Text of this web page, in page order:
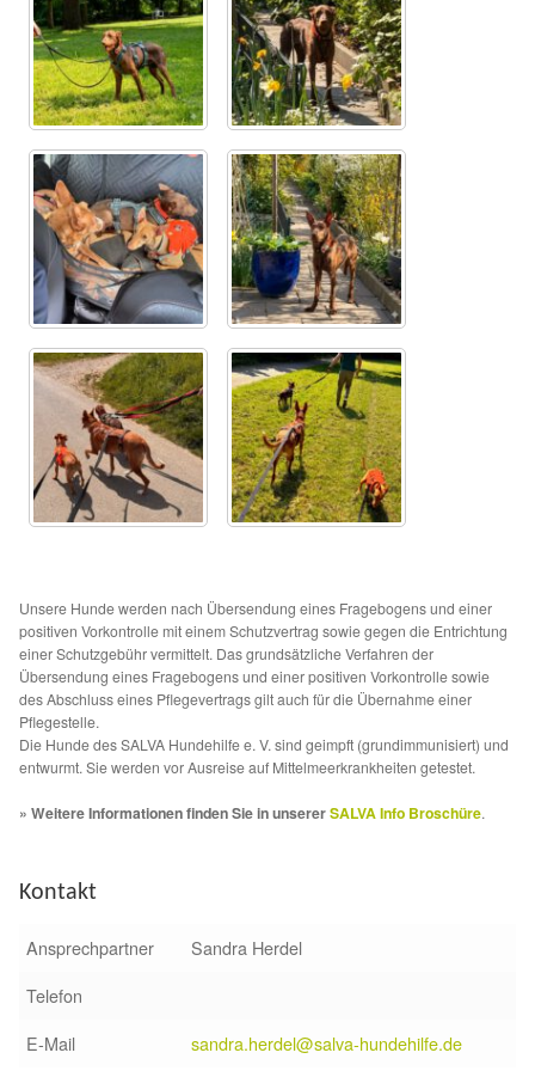
Glückliche Fellnasen
Happy End Stories
Regenbogenbrücke
Aktuelles
SALVA News
Reiseberichte
Kreativprojekte
Unsere Partnertierheime
Partnertierheim La Linea in Spanien
Updates „Hilfe La Linea“
Partnertierheim in Bulgarien
Partnertierheim in Polen
Unsere Hunde werden nach Übersendung eines Fragebogens und einer
positiven Vorkontrolle mit einem Schutzvertrag sowie gegen die Entrichtung
einer Schutzgebühr vermittelt. Das grundsätzliche Verfahren der
Übersendung eines Fragebogens und einer positiven Vorkontrolle sowie
des Abschluss eines Pflegevertrags gilt auch für die Übernahme einer
Pflegestelle.
Die Hunde des SALVA Hundehilfe e. V. sind geimpft (grundimmunisiert) und
entwurmt. Sie werden vor Ausreise auf Mittelmeerkrankheiten getestet.
» Weitere Informationen finden Sie in unsererSALVA Info Broschüre.
Kontakt
Ansprechpartner
Sandra Herdel
Telefon
E-Mail
sandra.herdel@salva-hundehilfe.de